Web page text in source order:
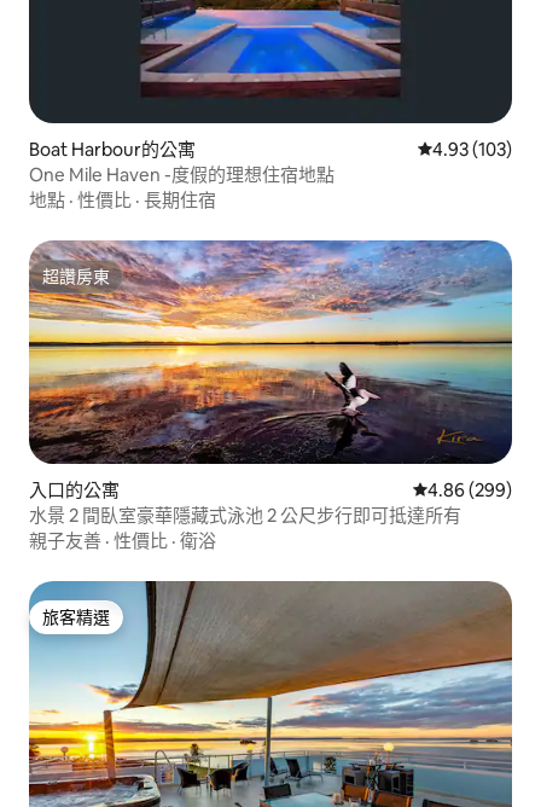
Boat Harbour的公寓 從 103 則評價
4.93 (103)
One Mile Haven -度假的理想住宿地點
地點 · 性價比 · 長期住宿
超讚房東
超讚房東
入口的公寓 從 299 則評價
4.86 (299)
水景 2 間臥室豪華隱藏式泳池 2 公尺步行即可抵達所有
親子友善 · 性價比 · 衛浴
旅客精選
旅客精選